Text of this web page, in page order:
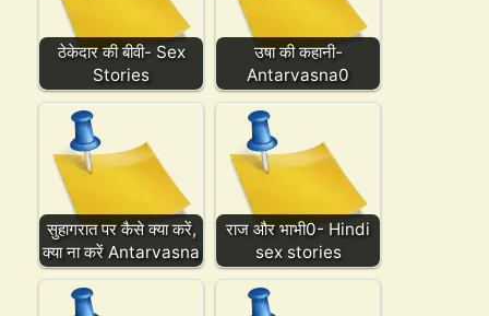
ठेकेदार की बीवी- Sex
Stories
उषा की कहानी-
Antarvasna0
सुहागरात पर कैसे क्या करें,
क्या ना करें Antarvasna
राज और भाभी0- Hindi
sex stories